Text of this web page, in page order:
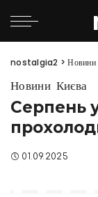
nostalgia2 >Новини
Новини Києва
Серпень
01.09.2025